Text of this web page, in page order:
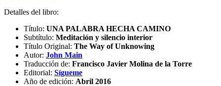
Detalles del libro:
Título: UNA PALABRA HECHA CAMINO
Subtítulo: Meditación y silencio interior
Título Original: The Way of Unknowing
Autor: John Main
Traducción de: Francisco Javier Molina de la Torre
Editorial: Sígueme
Año de edición: Abril 2016